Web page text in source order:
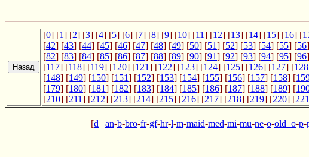
[0] [1] [2] [3] [4] [5] [6] [7] [8] [9] [10] [11] [12] [13] [14] [15] [16] [
[42] [43] [44] [45] [46] [47] [48] [49] [50] [51] [52] [53] [54] [55] [56
[82] [83] [84] [85] [86] [87] [88] [89] [90] [91] [92] [93] [94] [95] [96
[117] [118] [119] [120] [121] [122] [123] [124] [125] [126] [127] [128
[148] [149] [150] [151] [152] [153] [154] [155] [156] [157] [158] [
[179] [180] [181] [182] [183] [184] [185] [186] [187] [188] [189] [
[210] [211] [212] [213] [214] [215] [216] [217] [218] [219] [220] [221
[d | an-b-bro-fr-gf-hr-l-m-maid-med-mi-mu-ne-o-old_o-p-